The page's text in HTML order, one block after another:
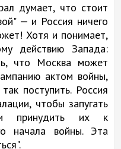
думает, что стоит
— и Россия ничего
Хотя и понимает,
действию Запада:
что Москва может
актом войны,
поступить. Россия
чтобы запугать
принудить их к
начала войны. Эта